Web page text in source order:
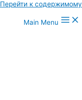
Перейти к содержимому
Main Menu